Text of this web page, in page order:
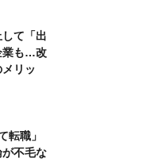
て「出
業も…改
リッ
転職」
が不毛な